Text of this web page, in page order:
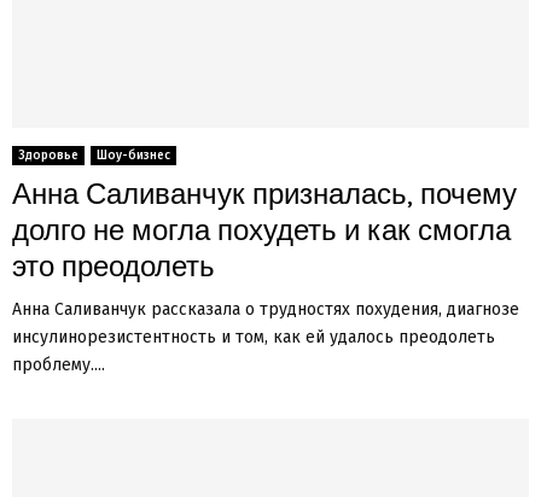
Здоровье Шоу-бизнес
Анна Саливанчук призналась, почему
долго не могла похудеть и как смогла
это преодолеть
Анна Саливанчук рассказала о трудностях похудения, диагнозе
инсулинорезистентность и том, как ей удалось преодолеть
проблему....